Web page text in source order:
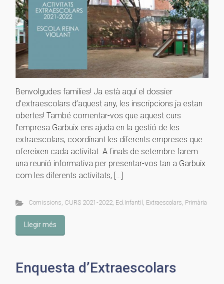
Benvolgudes families! Ja està aquí el dossier
d’extraescolars d’aquest any, les inscripcions ja estan
obertes! També comentar-vos que aquest curs
l’empresa Garbuix ens ajuda en la gestió de les
extraescolars, coordinant les diferents empreses que
ofereixen cada activitat. A finals de setembre farem
una reunió informativa per presentar-vos tan a Garbuix
com les diferents activitats, […]
Comissions, CURS 2021-2022, Ed.Infantil , Extraescolars, Primària
Llegir més
Enquesta d’Extraescolars